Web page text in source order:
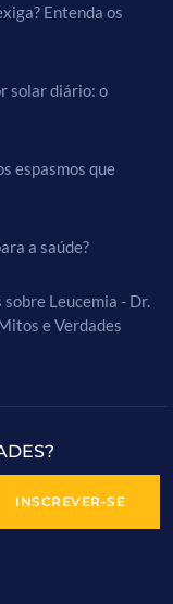
Entenda os
solar diário: o
espasmos que
a saúde?
Leucemia - Dr.
e Verdades